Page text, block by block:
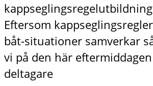
Eftersom
båt-situationer samverkar
vi på den här
deltagare